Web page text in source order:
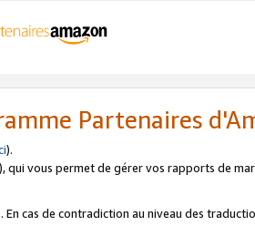
Partenaires
).
qui vous permet de gérer vos rapports de
. En cas de contradiction au niveau des